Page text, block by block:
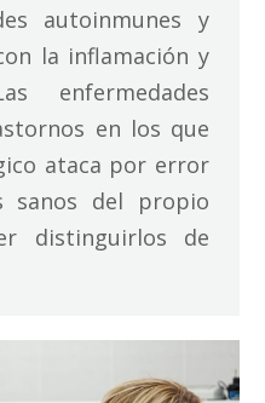
autoinmunes y
la inflamación y
enfermedades
en los que
ataca por error
sanos del propio
distinguirlos de